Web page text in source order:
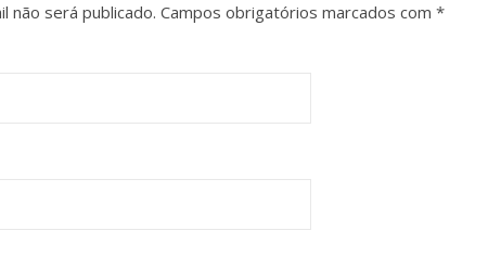
não será publicado. Campos obrigatórios marcados com *